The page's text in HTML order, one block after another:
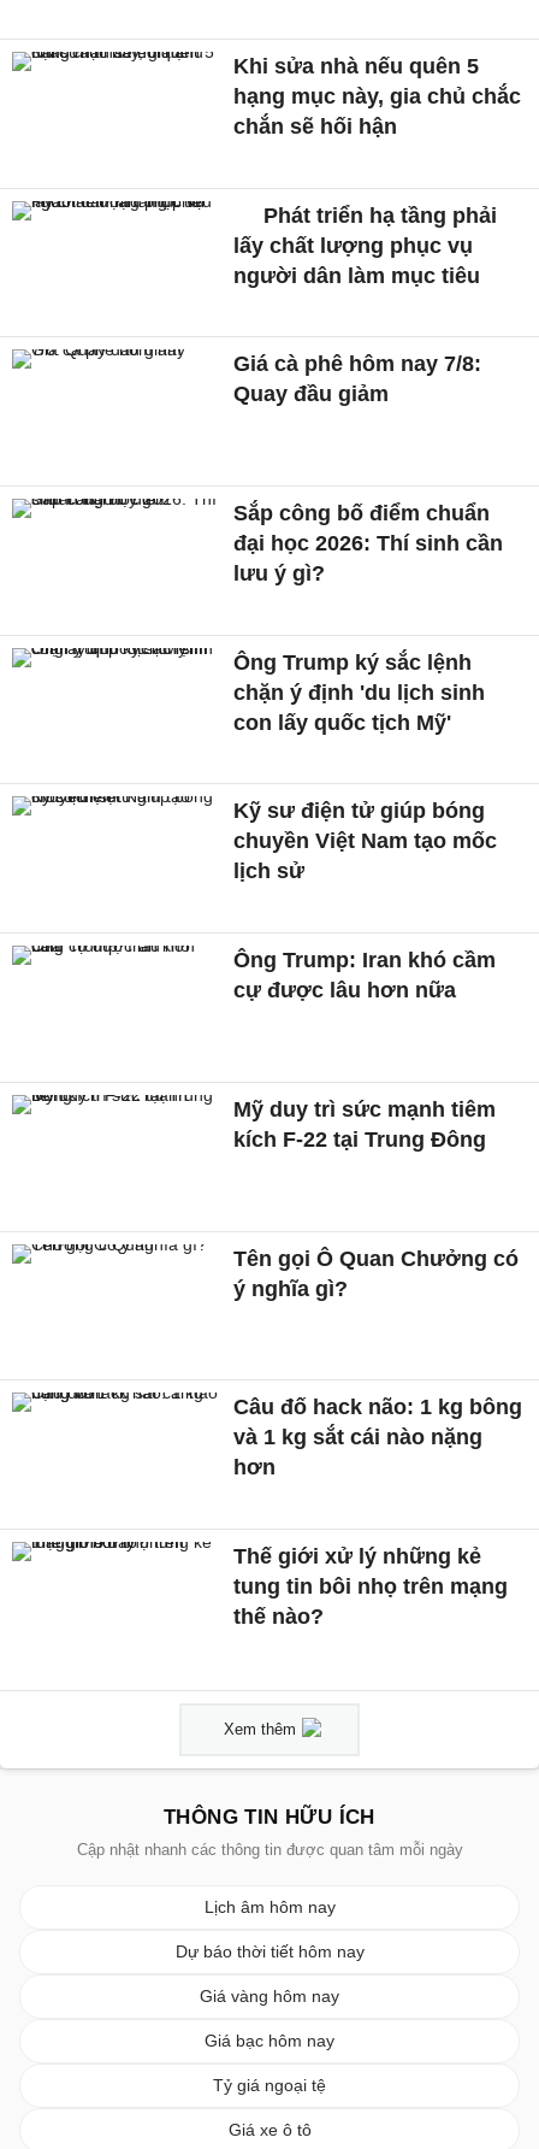
Khi sửa nhà nếu quên 5
hạng mục này, gia chủ chắc
chắn sẽ hối hận
Phát triển hạ tầng phải
lấy chất lượng phục vụ
người dân làm mục tiêu
Giá cà phê hôm nay 7/8:
Quay đầu giảm
Sắp công bố điểm chuẩn
đại học 2026: Thí sinh cần
lưu ý gì?
Ông Trump ký sắc lệnh
chặn ý định 'du lịch sinh
con lấy quốc tịch Mỹ'
Kỹ sư điện tử giúp bóng
chuyền Việt Nam tạo mốc
lịch sử
Ông Trump: Iran khó cầm
cự được lâu hơn nữa
Mỹ duy trì sức mạnh tiêm
kích F-22 tại Trung Đông
Tên gọi Ô Quan Chưởng có
ý nghĩa gì?
Câu đố hack não: 1 kg bông
và 1 kg sắt cái nào nặng
hơn
Thế giới xử lý những kẻ
tung tin bôi nhọ trên mạng
thế nào?
Xem thêm
THÔNG TIN HỮU ÍCH
Cập nhật nhanh các thông tin được quan tâm mỗi ngày
Lịch âm hôm nay
Dự báo thời tiết hôm nay
Giá vàng hôm nay
Giá bạc hôm nay
Tỷ giá ngoại tệ
Giá xe ô tô